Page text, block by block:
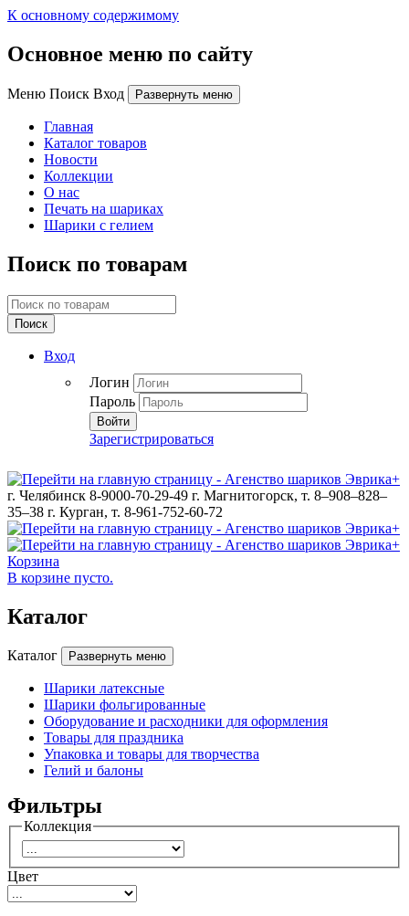
К основному содержимому
Основное меню по сайту
Меню Поиск Вход Развернуть меню
Главная
Каталог товаров
Новости
Коллекции
О нас
Печать на шариках
Шарики с гелием
Поиск по товарам
Поиск
Вход
Логин
Пароль
Войти
Зарегистрироваться
г. Челябинск 8-9000-70-29-49 г. Магнитогорск, т. 8–908–828–
35–38 г. Курган, т. 8-961-752-60-72
Корзина
В корзине пусто.
Каталог
Каталог Развернуть меню
Шарики латексные
Шарики фольгированные
Оборудование и расходники для оформления
Товары для праздника
Упаковка и товары для творчества
Гелий и балоны
Фильтры
Коллекция
Цвет